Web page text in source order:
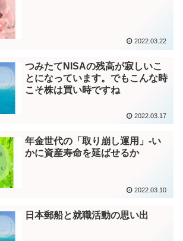
2022.03.22
つみたてNISAの残高が寂しいこ
とになっています。でもこんな時
こそ株は買い時ですね
2022.03.17
年金世代の「取り崩し運用」-い
かに資産寿命を延ばせるか
2022.03.10
日本郵船と就職活動の思い出